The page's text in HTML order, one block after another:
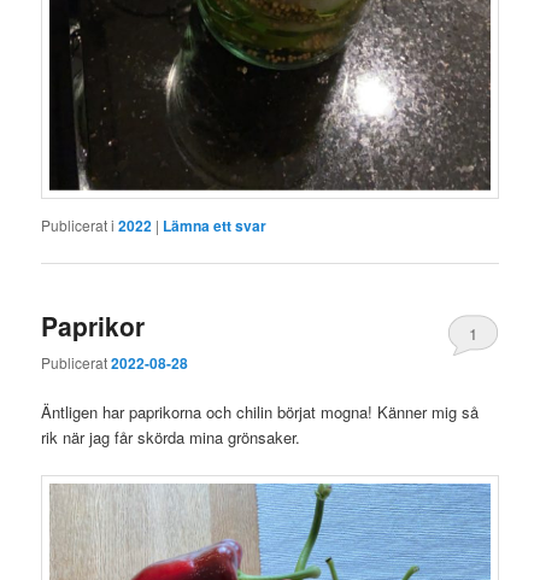
Publicerat i 2022 | Lämna ett svar
Paprikor
Publicerat2022-08-28
1
Äntligen har paprikorna och chilin börjat mogna! Känner mig så
rik när jag får skörda mina grönsaker.